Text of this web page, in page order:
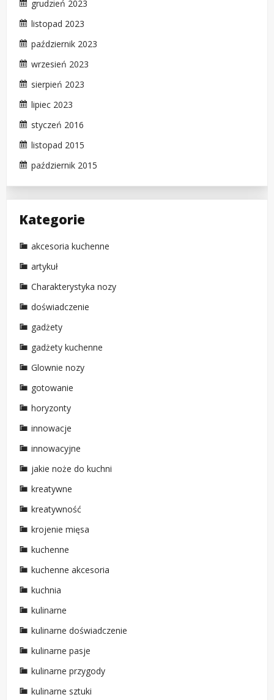
grudzień 2023
listopad 2023
październik 2023
wrzesień 2023
sierpień 2023
lipiec 2023
styczeń 2016
listopad 2015
październik 2015
Kategorie
akcesoria kuchenne
artykuł
Charakterystyka nozy
doświadczenie
gadżety
gadżety kuchenne
Glownie nozy
gotowanie
horyzonty
innowacje
innowacyjne
jakie noże do kuchni
kreatywne
kreatywność
krojenie mięsa
kuchenne
kuchenne akcesoria
kuchnia
kulinarne
kulinarne doświadczenie
kulinarne pasje
kulinarne przygody
kulinarne sztuki